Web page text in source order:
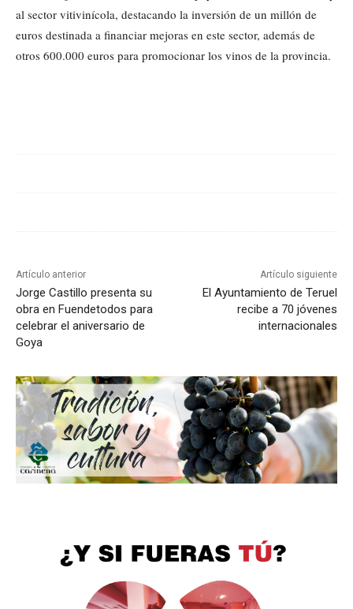
al sector vitivinícola, destacando la inversión de un millón de
euros destinada a financiar mejoras en este sector, además de
otros 600.000 euros para promocionar los vinos de la provincia.
Artículo anterior
Jorge Castillo presenta su
obra en Fuendetodos para
celebrar el aniversario de
Goya
Artículo siguiente
El Ayuntamiento de Teruel
recibe a 70 jóvenes
internacionales